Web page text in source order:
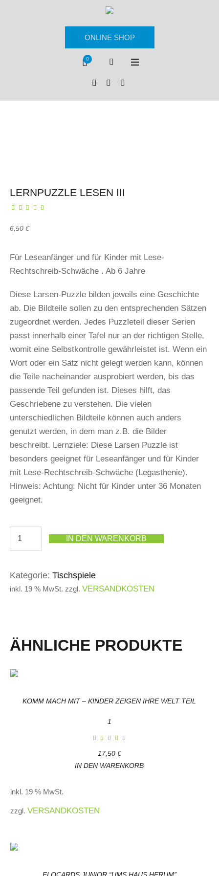
ONLINE SHOP
0
LERNPUZZLE LESEN III
6,50 €
Für Leseanfänger und für Kinder mit Lese-
Rechtschreib-Schwäche . Ab 6 Jahre
Diese Larsen-Puzzle bilden jeweils eine Geschichte
ab. Die Bildteile sollen zu den entsprechenden Sätzen
zugeordnet werden. Jedes Puzzleteil dieser Serien
passt innerhalb einer Tafel nur an der richtigen Stelle,
womit eine Selbstkontrolle gewährleistet ist. Wenn ein
Wort oder ein Satz nicht gelegt werden kann, können
die Teile nacheinander ausprobiert werden, bis das
passende Teil gefunden ist. Dieses hilft, das
Geschriebene zu verstehen. Die vielen
unterschiedlichen Bildteile können auch anders
genutzt werden, in dem man z.B. die Bilder
beschreibt. Lernziele: Diese Larsen Puzzle ist
besonders geeignet für Leseanfänger und für Kinder
mit Lese-Rechtschreib-Schwäche (Legasthenie).
Hinweis: Achtung: Nicht für Kinder unter 36 Monaten
geeignet.
IN DEN WARENKORB
Kategorie: Tischspiele
inkl. 19 % MwSt. zzgl. VERSANDKOSTEN
ÄHNLICHE PRODUKTE
KOMM MACH MIT – KINDER ZEIGEN IHRE WELT TEIL
1
17,50 €
IN DEN WARENKORB
inkl. 19 % MwSt.
zzgl.VERSANDKOSTEN
FLOCARDS JUNIOR “UMS HAUS HERUM”